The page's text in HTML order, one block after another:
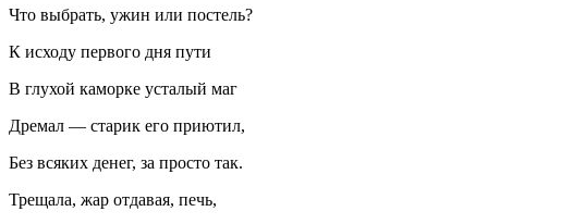
Что выбрать, ужин или постель?
К исходу первого дня пути
В глухой каморке усталый маг
Дремал — старик его приютил,
Без всяких денег, за просто так.
Трещала, жар отдавая, печь,